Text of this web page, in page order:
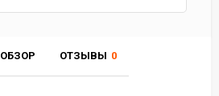
ОБЗОР ОТЗЫВЫ 0